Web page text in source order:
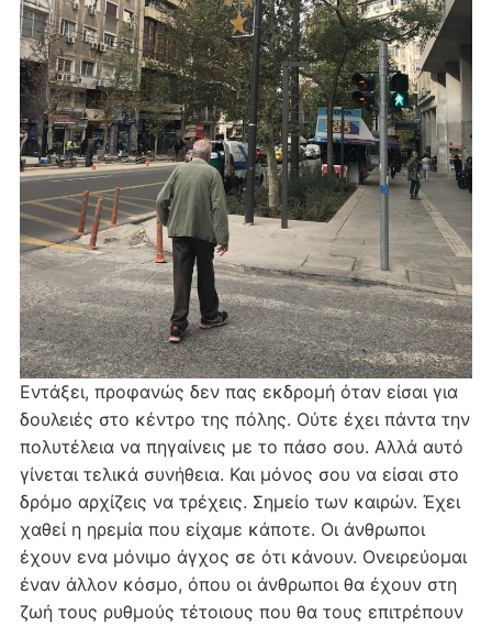
Εντάξει, προφανώς δεν πας εκδρομή όταν είσαι για
δουλειές στο κέντρο της πόλης. Ούτε έχει πάντα την
πολυτέλεια να πηγαίνεις με το πάσο σου. Αλλά αυτό
γίνεται τελικά συνήθεια. Και μόνος σου να είσαι στο
δρόμο αρχίζεις να τρέχεις. Σημείο των καιρών. Έχει
χαθεί η ηρεμία που είχαμε κάποτε. Οι άνθρωποι
έχουν ενα μόνιμο άγχος σε ότι κάνουν. Ονειρεύομαι
έναν άλλον κόσμο, όπου οι άνθρωποι θα έχουν στη
ζωή τους ρυθμούς τέτοιους που θα τους επιτρέπουν